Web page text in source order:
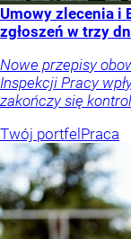
Umowy zlecenia i
zgłoszeń w trzy
Nowe przepisy
Inspekcji Pracy
zakończy się
Twój portfel Praca